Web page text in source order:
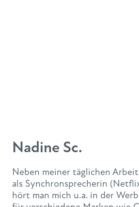
Nadine Sc.
Neben meiner täglichen Arbeit
als Synchronsprecherin
hört man mich u.a. in der